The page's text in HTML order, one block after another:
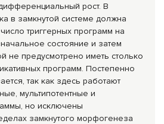
рост. В
в замкнутой системе должна
триггерных программ на
состояние и затем
не предусмотрено иметь столько
программ. Постепенно
так как здесь работают
мультипотентные и
но исключены
замкнутого морфогенеза